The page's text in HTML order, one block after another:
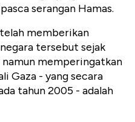
serangan Hamas.
memberikan
tersebut sejak
memperingatkan
Gaza - yang secara
tahun 2005 - adalah